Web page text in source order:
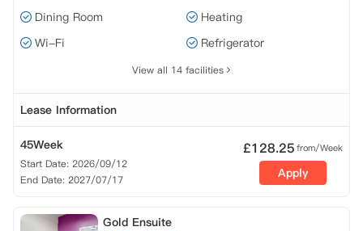
Dining Room
Heating
Wi-Fi
Refrigerator
View all 14 facilities
Lease Information
45Week
Start Date: 2026/09/12
End Date: 2027/07/17
£128.25from/Week
Apply
Gold Ensuite